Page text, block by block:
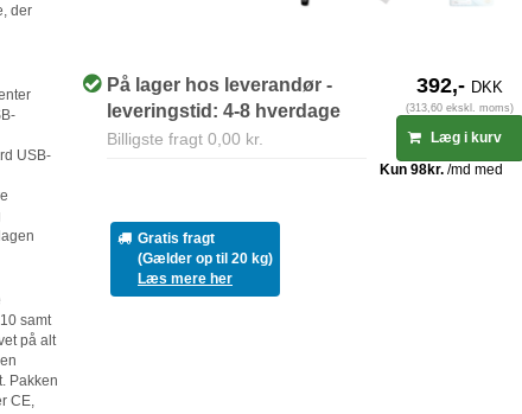
der
USB-
samt
på alt
Pakken
CE,
På lager hos leverandør -
leveringstid: 4-8 hverdage
Billigste fragt 0,00 kr.
392,- DKK
(313,60 ekskl. moms)
Læg i kurv
Gratis fragt
(Gælder op til 20 kg)
Læs mere her